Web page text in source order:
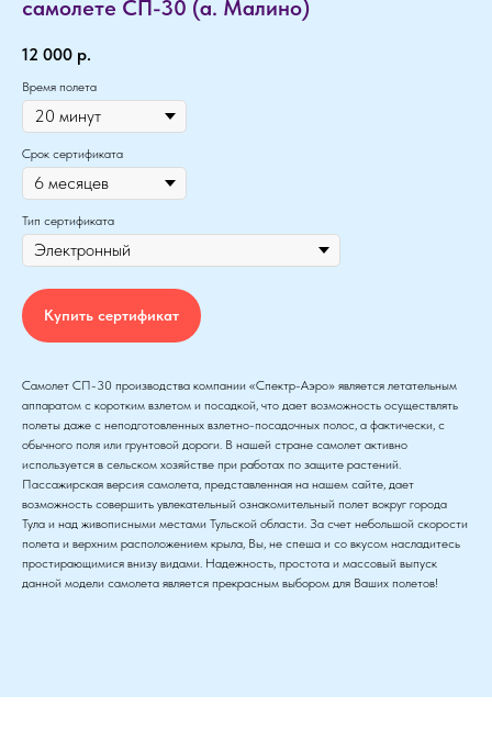
самолете СП-30 (а. Малино)
12 000 р.
Время полета
Срок сертификата
Тип сертификата
Купить сертификат
Самолет СП-30 производства компании «Спектр-Аэро» является летательным
аппаратом с коротким взлетом и посадкой, что дает возможность осуществлять
полеты даже с неподготовленных взлетно-посадочных полос, а фактически, с
обычного поля или грунтовой дороги. В нашей стране самолет активно
используется в сельском хозяйстве при работах по защите растений.
Пассажирская версия самолета, представленная на нашем сайте, дает
возможность совершить увлекательный ознакомительный полет вокруг города
Тула и над живописными местами Тульской области. За счет небольшой скорости
полета и верхним расположением крыла, Вы, не спеша и со вкусом насладитесь
простирающимися внизу видами. Надежность, простота и массовый выпуск
данной модели самолета является прекрасным выбором для Ваших полетов!